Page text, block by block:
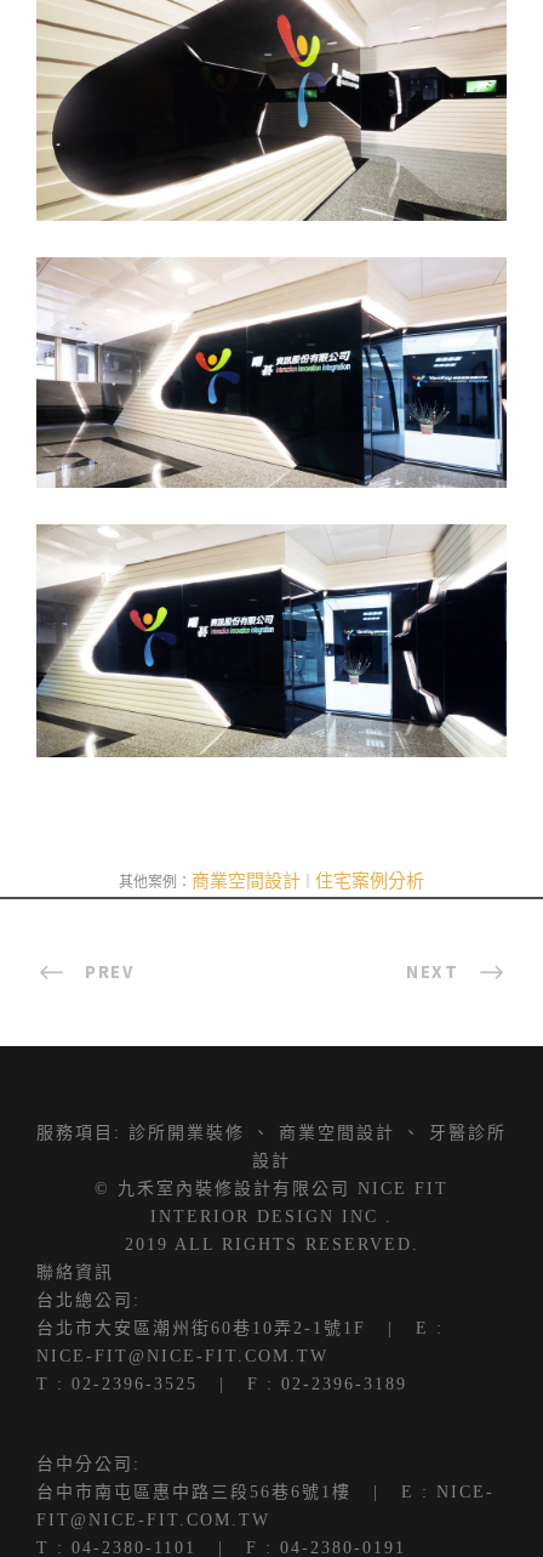
其他案例： 商業空間設計 住宅案例分析
PREV NEXT
服務項目: 診所開業裝修 、 商業空間設計 、
牙醫診所
設計
© 九禾室內裝修設計有限公司 NICE FIT
INTERIOR DESIGN INC .
2019 ALL RIGHTS RESERVED.
聯絡資訊
台北總公司:
台北市大安區潮州街60巷10弄2-1號1F
| E :
NICE-FIT@NICE-FIT.COM.TW
T : 02-2396-3525 | F : 02-2396-3189
台中分公司:
台中市南屯區惠中路三段56巷6號1樓
| E : NICE-
FIT@NICE-FIT.COM.TW
T : 04-2380-1101 | F : 04-2380-0191